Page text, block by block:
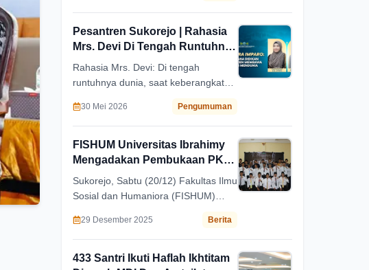
Tata Usaha, Kepala Urusan
Kurikulum dan Kesiswaan, serta
umana' Dikdasmen.
Pesantren Sukorejo | Rahasia
Mrs. Devi Di Tengah Runtuhnya
Dunia
Rahasia Mrs. Devi: Di tengah
runtuhnya dunia, saat keberangkatan
ibu dan neneknya menjadi
tanggungjawabnya.
30 Mei 2026 Pengumuman
FISHUM Universitas Ibrahimy
Mengadakan Pembukaan PKD
Dan PKM
Sukorejo, Sabtu (20/12) Fakultas Ilmu
Sosial dan Humaniora (FISHUM)
menggelar pembukaan Pelatihan
Kader Dasar dan Pelatihan Kader
Menengah.
29 Desember 2025 Berita
433 Santri Ikuti Haflah Ikhtitam